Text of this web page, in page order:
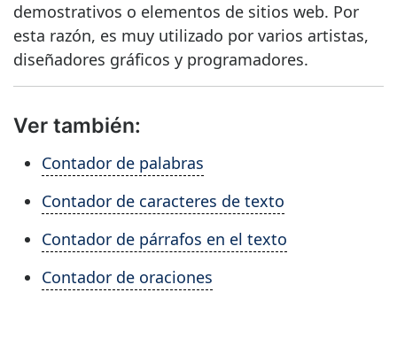
demostrativos o elementos de sitios web. Por
esta razón, es muy utilizado por varios artistas,
diseñadores gráficos y programadores.
Ver también:
Contador de palabras
Contador de caracteres de texto
Contador de párrafos en el texto
Contador de oraciones